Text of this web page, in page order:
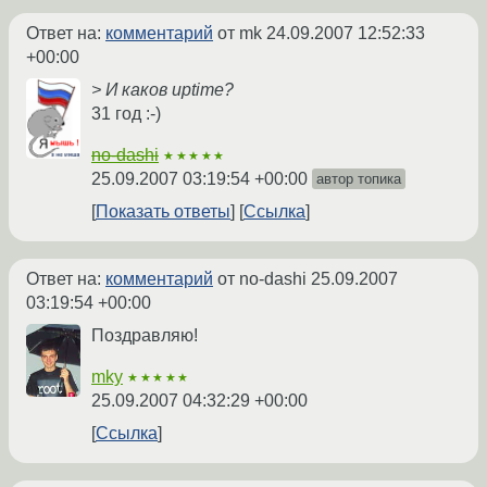
Ответ на: комментарий от mk 24.09.2007 12:52:33
+00:00
> И каков uptime?
31 год :-)
no-dashi ★★★★★
25.09.2007 03:19:54 +00:00 автор топика
Показать ответы Ссылка
Ответ на: комментарий от no-dashi 25.09.2007
03:19:54 +00:00
Поздравляю!
mky ★★★★★
25.09.2007 04:32:29 +00:00
Ссылка